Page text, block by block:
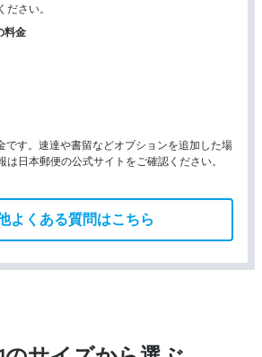
さい。
料金
す。速達や書留などオプションを追加した場
は日本郵便の公式サイトをご確認ください。
よくある質問はこちら